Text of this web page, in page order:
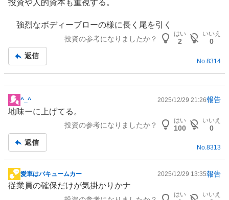
投資や人的資本も重視する。
強烈なボディーブローの様に長く尾を引く
投資の参考になりましたか？
はい
2
いいえ
0
返信
No. 8314
掲
示
事
^_^ 2025/12/29 21:26報告
地味ーに上げてる。
投資の参考になりましたか？
はい
100
いいえ
0
返信
No.8313
掲
示
愛車はバキュームカー 2025/12/29 13:35報告
従業員の確保だけが気掛かりかナ
はい いいえ